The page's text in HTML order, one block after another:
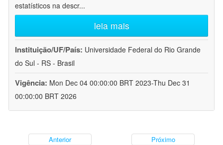
estatísticos na descr...
leia mais
Instituição/UF/País: Universidade Federal do Rio Grande
do Sul - RS - Brasil
Vigência: Mon Dec 04 00:00:00 BRT 2023-Thu Dec 31
00:00:00 BRT 2026
Anterior Próximo